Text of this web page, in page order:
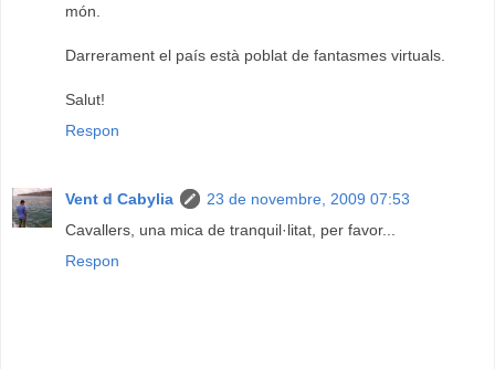
món.
Darrerament el país està poblat de fantasmes virtuals.
Salut!
Respon
Vent d Cabylia
23 de novembre, 2009 07:53
Cavallers, una mica de tranquil·litat, per favor...
Respon